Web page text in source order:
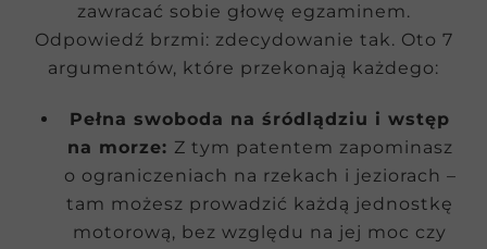
zawracać sobie głowę egzaminem.
Odpowiedź brzmi: zdecydowanie tak. Oto 7
argumentów, które przekonają każdego:
Pełna swoboda na śródlądziu i wstęp
na morze: Z tym patentem zapominasz
o ograniczeniach na rzekach i jeziorach –
tam możesz prowadzić każdą jednostkę
motorową, bez względu na jej moc czy